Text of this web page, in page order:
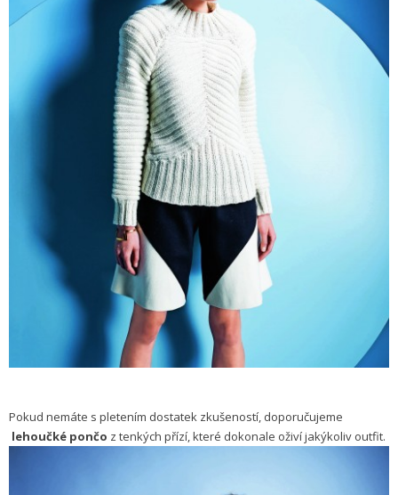
Pokud nemáte s pletením dostatek zkušeností, doporučujeme
lehoučké pončo z tenkých přízí, které dokonale oživí jakýkoliv outfit.